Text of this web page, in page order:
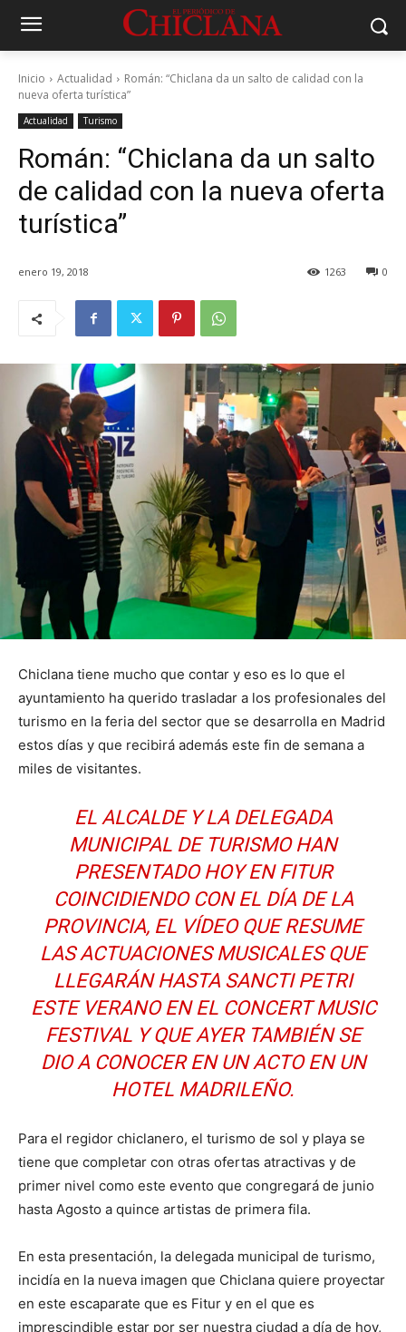
Inicio Actualidad
Román: “Chiclana da un salto de calidad con la
nueva oferta turística”
Actualidad Turismo
Román: “Chiclana da un salto
de calidad con la nueva oferta
turística”
enero 19, 2018 0
1263
Chiclana tiene mucho que contar y eso es lo que el
ayuntamiento ha querido trasladar a los profesionales del
turismo en la feria del sector que se desarrolla en Madrid
estos días y que recibirá además este fin de semana a
miles de visitantes.
EL ALCALDE Y LA DELEGADA
MUNICIPAL DE TURISMO HAN
PRESENTADO HOY EN FITUR
COINCIDIENDO CON EL DÍA DE LA
PROVINCIA, EL VÍDEO QUE RESUME
LAS ACTUACIONES MUSICALES QUE
LLEGARÁN HASTA SANCTI PETRI
ESTE VERANO EN EL CONCERT MUSIC
FESTIVAL Y QUE AYER TAMBIÉN SE
DIO A CONOCER EN UN ACTO EN UN
HOTEL MADRILEÑO.
Para el regidor chiclanero, el turismo de sol y playa se
tiene que completar con otras ofertas atractivas y de
primer nivel como este evento que congregará de junio
hasta Agosto a quince artistas de primera fila.
En esta presentación, la delegada municipal de turismo,
incidía en la nueva imagen que Chiclana quiere proyectar
en este escaparate que es Fitur y en el que es
imprescindible estar por ser nuestra ciudad a día de hoy,